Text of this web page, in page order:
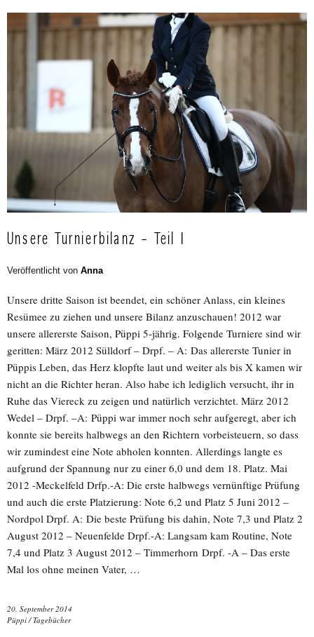
Unsere Turnierbilanz – Teil I
Veröffentlicht von Anna
Unsere dritte Saison ist beendet, ein schöner Anlass, ein kleines
Resümee zu ziehen und unsere Bilanz anzuschauen! 2012 war
unsere allererste Saison, Püppi 5-jährig. Folgende Turniere sind wir
geritten: März 2012 Sülldorf – Drpf. – A: Das allererste Tunier in
Püppis Leben, das Herz klopfte laut und weiter als bis X kamen wir
nicht an die Richter heran. Also habe ich lediglich versucht, ihr in
Ruhe das Viereck zu zeigen und natürlich verzichtet. März 2012
Wedel – Drpf. –A: Püppi war immer noch sehr aufgeregt, aber ich
konnte sie bereits halbwegs an den Richtern vorbeisteuern, so dass
wir zumindest eine Note abholen konnten. Allerdings langte es
aufgrund der Spannung nur zu einer 6,0 und dem 18. Platz. Mai
2012 -Meckelfeld Drfp.-A: Die erste halbwegs vernünftige Prüfung
und auch die erste Platzierung: Note 6,2 und Platz 5 Juni 2012 –
Nordpol Drpf. A: Die beste Prüfung bis dahin, Note 7,3 und Platz 2
August 2012 – Neuenfelde Drpf.-A: Langsam kam Routine, Note
7,4 und Platz 3 August 2012 – Timmerhorn Drpf. -A – Das erste
Mal los ohne meinen Vater, …
20. September 2014
Püppi /Tagebücher